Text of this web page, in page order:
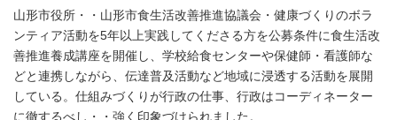
山形市役所・・山形市食生活改善推進協議会・健康づくりのボラ
ンティア活動を5年以上実践してくださる方を公募条件に食生活改
善推進養成講座を開催し、学校給食センターや保健師・看護師な
どと連携しながら、伝達普及活動など地域に浸透する活動を展開
している。仕組みづくりが行政の仕事、行政はコーディネーター
に徹するべし・・強く印象づけられました。